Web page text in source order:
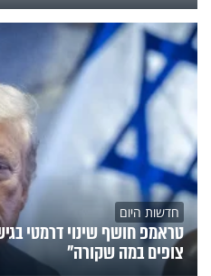
חדשות היום
טראמפ חושף שינוי דרמטי
צופים במה שקורה"